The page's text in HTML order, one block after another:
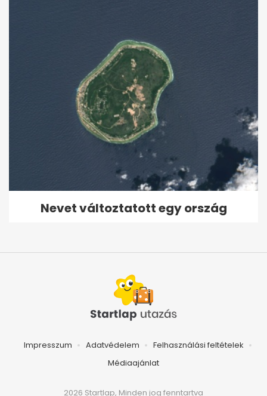
Nevet változtatott egy ország
Impresszum Adatvédelem
Felhasználási feltételek
Médiaajánlat
2026 Startlap, Minden jog fenntartva